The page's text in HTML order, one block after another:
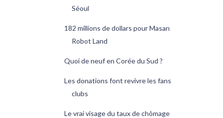
Séoul
182 millions de dollars pour Masan
Robot Land
Quoi de neuf en Corée du Sud ?
Les donations font revivre les fans
clubs
Le vrai visage du taux de chômage